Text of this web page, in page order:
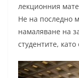
лекционния
Не на последно
намаляване на
студентите,